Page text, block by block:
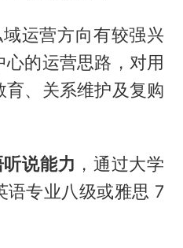
运营方向有较强兴
的运营思路，对用
育、关系维护及复购
说能力 ，通过大学
语专业八级或雅思 7